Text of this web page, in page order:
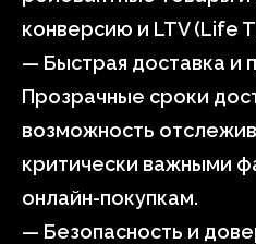
конверсию и LTV (Life
— Быстрая доставка и
Прозрачные сроки
возможность
критически важными
онлайн-покупкам.
— Безопасность и